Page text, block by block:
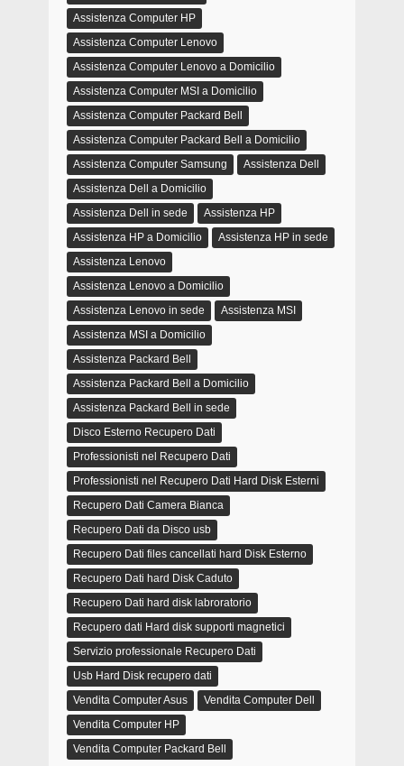
Assistenza Computer HP
Assistenza Computer Lenovo
Assistenza Computer Lenovo a Domicilio
Assistenza Computer MSI a Domicilio
Assistenza Computer Packard Bell
Assistenza Computer Packard Bell a Domicilio
Assistenza Computer Samsung
Assistenza Dell
Assistenza Dell a Domicilio
Assistenza Dell in sede
Assistenza HP
Assistenza HP a Domicilio
Assistenza HP in sede
Assistenza Lenovo
Assistenza Lenovo a Domicilio
Assistenza Lenovo in sede
Assistenza MSI
Assistenza MSI a Domicilio
Assistenza Packard Bell
Assistenza Packard Bell a Domicilio
Assistenza Packard Bell in sede
Disco Esterno Recupero Dati
Professionisti nel Recupero Dati
Professionisti nel Recupero Dati Hard Disk Esterni
Recupero Dati Camera Bianca
Recupero Dati da Disco usb
Recupero Dati files cancellati hard Disk Esterno
Recupero Dati hard Disk Caduto
Recupero Dati hard disk labroratorio
Recupero dati Hard disk supporti magnetici
Servizio professionale Recupero Dati
Usb Hard Disk recupero dati
Vendita Computer Asus
Vendita Computer Dell
Vendita Computer HP
Vendita Computer Packard Bell